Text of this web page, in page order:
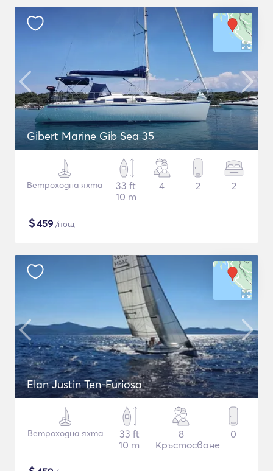
Gibert Marine Gib Sea 35
Ветроходна яхта
33 ft
10 m
4 2 2
$459 /нощ
Elan Justin Ten-Furiosa
Ветроходна яхта
33 ft
10 m
8
Кръстосване
0